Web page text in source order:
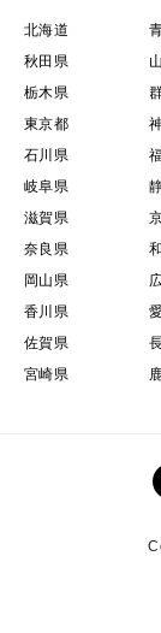
北海道
秋田県
栃木県
東京都
石川県
岐阜県
滋賀県
奈良県
岡山県
香川県
佐賀県
宮崎県